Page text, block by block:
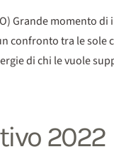
Grande momento
confronto tra le
di chi le vuole
2022